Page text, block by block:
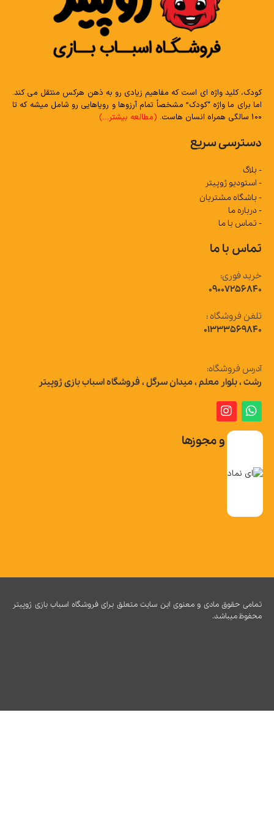
کودک، کلید واژه ای است که مفاهیم زیادی رو به ذهن هرکس منتقل می کند.
اما برای ما واژه “کودک” مشخصاً تمام آرزوها و رویاهایی رو شامل میشه که تا
100 سالگی همراه انسان هاست.
(مطالعه بیشتر…)
دسترسی سریع
- بلاگ
- استودیو ژوپیتر
- باشگاه مشتریان
- درباره ما
- تماس با ما
تماس با ما
خرید فوری:
09007256840
تلفن فروشگاه :
01333569840
آدرس فروشگاه:
رشت ، بلوار معلم ، میدان سرگل ، فروشگاه اسباب بازی ژوپیتر
تاییدیه و مجوزها
تمامی حقوق مادی و معنوی این سایت متعلق برای فروشگاه اسباب بازی ژوپیتر
محفوظ میباشد.